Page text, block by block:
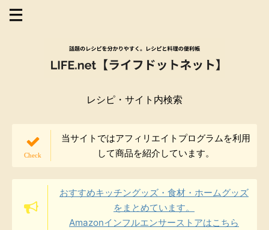
レシピ・サイト内検索
当サイトではアフィリエイトプログラムを利用
して商品を紹介しています。
おすすめキッチングッズ・食材・ホームグッズ
をまとめています。
Amazonインフルエンサーストアはこちら